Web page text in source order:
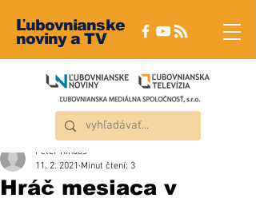
Ľubovnianske
noviny a TV
Hráč mesiaca v
Peter Rindoš
11. 2. 2021 Minut čtení: 3